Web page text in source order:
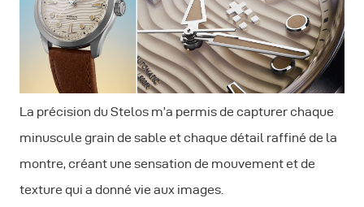
La précision du Stelos m’a permis de capturer chaque
minuscule grain de sable et chaque détail raffiné de la
montre, créant une sensation de mouvement et de
texture qui a donné vie aux images.